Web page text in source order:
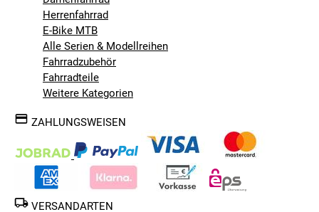
Herrenfahrrad
E-Bike MTB
Alle Serien & Modellreihen
Fahrradzubehör
Fahrradteile
Weitere Kategorien
ZAHLUNGSWEISEN
VERSANDARTEN